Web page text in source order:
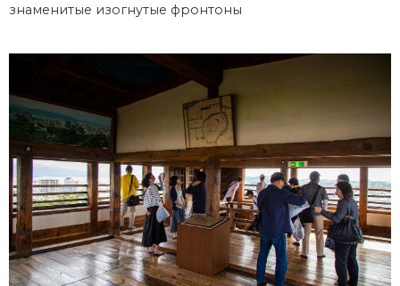
знаменитые изогнутые фронтоны